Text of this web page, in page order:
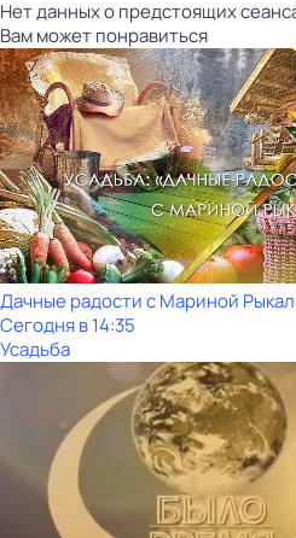
Нет данных о предстоящих
Вам может понравиться
Дачные радости с Мариной
Сегодня в 14:35
Усадьба